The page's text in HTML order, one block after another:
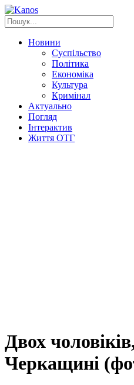
Новини
Суспільство
Політика
Економіка
Культура
Кримінал
Актуально
Погляд
Інтерактив
Життя ОТГ
Двох
Черкащині